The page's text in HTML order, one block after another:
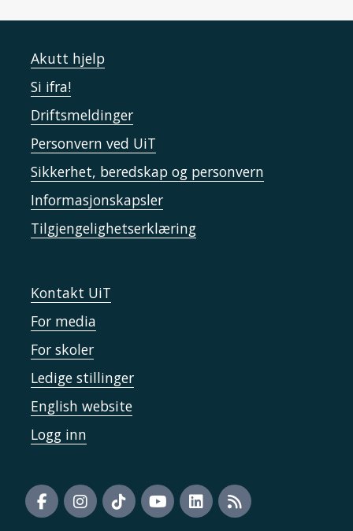
Akutt hjelp
Si ifra!
Driftsmeldinger
Personvern ved UiT
Sikkerhet, beredskap og personvern
Informasjonskapsler
Tilgjengelighetserklæring
Kontakt UiT
For media
For skoler
Ledige stillinger
English website
Logg inn